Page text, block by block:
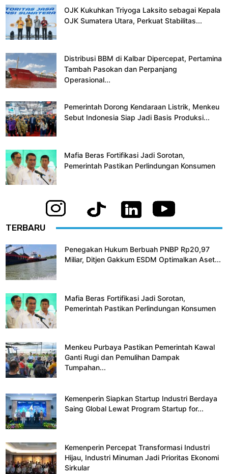
OJK Kukuhkan Triyoga Laksito sebagai Kepala
OJK Sumatera Utara, Perkuat Stabilitas...
Distribusi BBM di Kalbar Dipercepat, Pertamina
Tambah Pasokan dan Perpanjang
Operasional...
Pemerintah Dorong Kendaraan Listrik, Menkeu
Sebut Indonesia Siap Jadi Basis Produksi...
Mafia Beras Fortifikasi Jadi Sorotan,
Pemerintah Pastikan Perlindungan Konsumen
TERBARU
Penegakan Hukum Berbuah PNBP Rp20,97
Miliar, Ditjen Gakkum ESDM Optimalkan Aset...
Mafia Beras Fortifikasi Jadi Sorotan,
Pemerintah Pastikan Perlindungan Konsumen
Menkeu Purbaya Pastikan Pemerintah Kawal
Ganti Rugi dan Pemulihan Dampak
Tumpahan...
Kemenperin Siapkan Startup Industri Berdaya
Saing Global Lewat Program Startup for...
Kemenperin Percepat Transformasi Industri
Hijau, Industri Minuman Jadi Prioritas Ekonomi
Sirkular